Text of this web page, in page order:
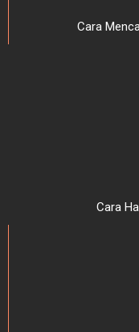
Cara
Cara